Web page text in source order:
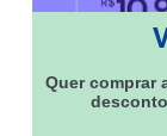
Quer comprar